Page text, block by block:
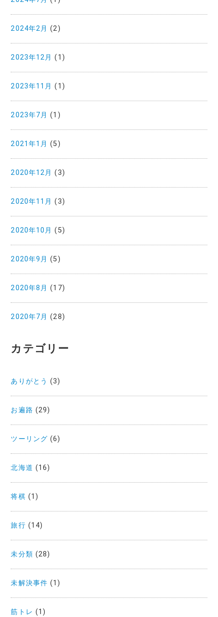
2024年2月 (2)
2023年12月 (1)
2023年11月 (1)
2023年7月 (1)
2021年1月 (5)
2020年12月 (3)
2020年11月 (3)
2020年10月 (5)
2020年9月 (5)
2020年8月 (17)
2020年7月 (28)
カテゴリー
ありがとう (3)
お遍路 (29)
ツーリング (6)
北海道 (16)
将棋 (1)
旅行 (14)
未分類 (28)
未解決事件 (1)
筋トレ (1)